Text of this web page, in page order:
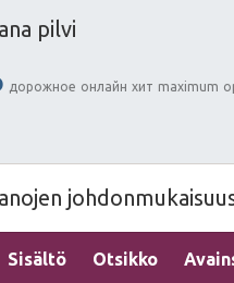
pilvi
дорожное онлайн хит maximum
Sisältö Otsikko